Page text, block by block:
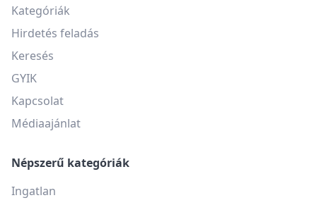
Kategóriák
Hirdetés feladás
Keresés
GYIK
Kapcsolat
Médiaajánlat
Népszerű kategóriák
Ingatlan